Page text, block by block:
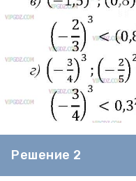
Решение 2